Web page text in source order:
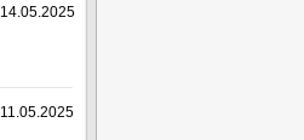
14.05.2025
11.05.2025